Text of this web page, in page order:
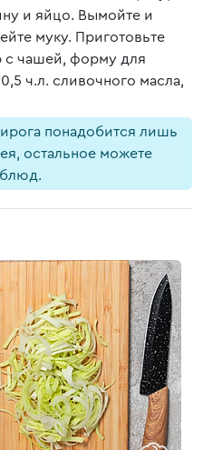
и яйцо. Вымойте и
муку. Приготовьте
с чашей, форму для
ч.л. сливочного масла,
понадобится лишь
остальное можете
блюд.